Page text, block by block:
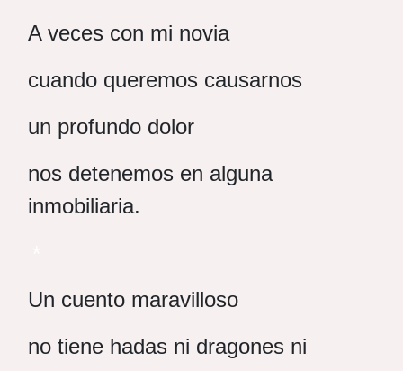
A veces con mi novia
cuando queremos causarnos
un profundo dolor
nos detenemos en alguna
inmobiliaria.
Un cuento maravilloso
no tiene hadas ni dragones ni